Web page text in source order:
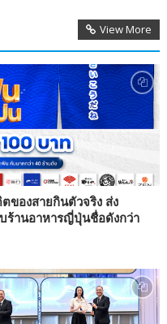
View More
ของสายกินตัวจริง ส่ง
ร้านอาหารญี่ปุ่นชื่อดังกว่า